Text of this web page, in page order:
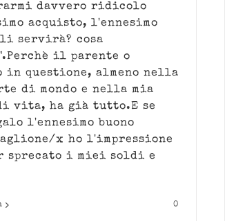
davvero ridicolo
acquisto, l'ennesimo
servirà? cosa
il parente o
in questione, almeno nella
di mondo e nella mia
vita, ha già tutto.E se
l'ennesimo buono
x ho l'impressione
sprecato i miei soldi e
0